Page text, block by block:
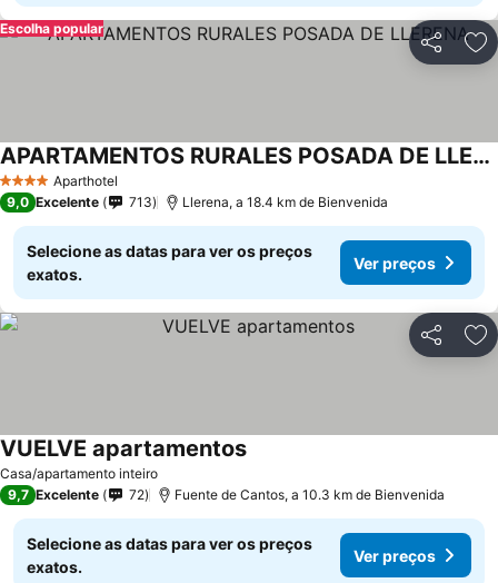
Partilhar
Escolha popular
4 EstrelasAparthotel
APARTAMENTOS RURALES POSADA DE LLERENA
Ver preços
9,0 Excelente 713 Llerena, a 18.4 km de Bienvenida
Selecione as datas para ver os preços
exatos.
Ver preços
Partilhar
Casa/apartamento inteiro
VUELVE apartamentosVer preços
9,7 Excelente 72 Fuente de Cantos, a 10.3 km de Bienvenida
Selecione as datas para ver os preços
exatos.
Ver preços